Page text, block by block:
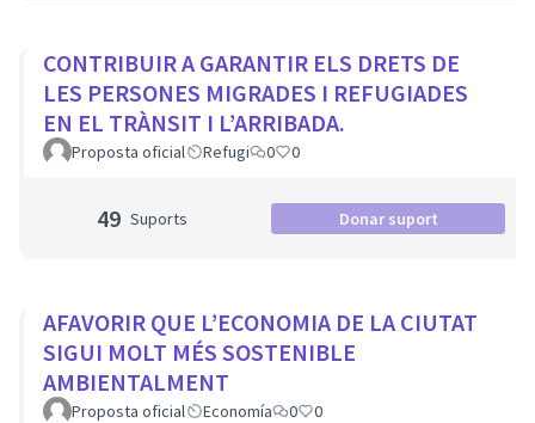
CONTRIBUIR A GARANTIR ELS DRETS DE
LES PERSONES MIGRADES I REFUGIADES
EN EL TRÀNSIT I L’ARRIBADA.
Proposta oficial Refugi 0 0
49 Suports Donar suport
AFAVORIR QUE L’ECONOMIA DE LA CIUTAT
SIGUI MOLT MÉS SOSTENIBLE
AMBIENTALMENT
Proposta oficial Economía 0 0